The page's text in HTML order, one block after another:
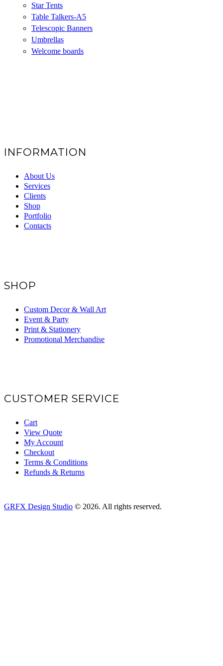
Star Tents
Table Talkers-A5
Telescopic Banners
Umbrellas
Welcome boards
INFORMATION
About Us
Services
Clients
Shop
Portfolio
Contacts
SHOP
Custom Decor & Wall Art
Event & Party
Print & Stationery
Promotional Merchandise
CUSTOMER SERVICE
Cart
View Quote
My Account
Checkout
Terms & Conditions
Refunds & Returns
GRFX Design Studio © 2026. All rights reserved.